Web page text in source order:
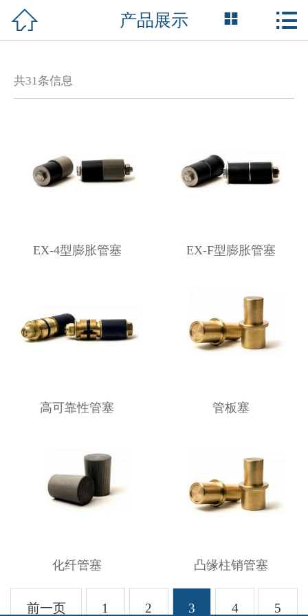
网站首页
行业服务
服务项目
 产品展示  
共31条信息
EX-4型膨胀管塞 EX-F型膨胀管塞
高可靠性管塞 管板塞
化纤管塞 凸缘柱销管塞
前一页 1 2 3 4 5